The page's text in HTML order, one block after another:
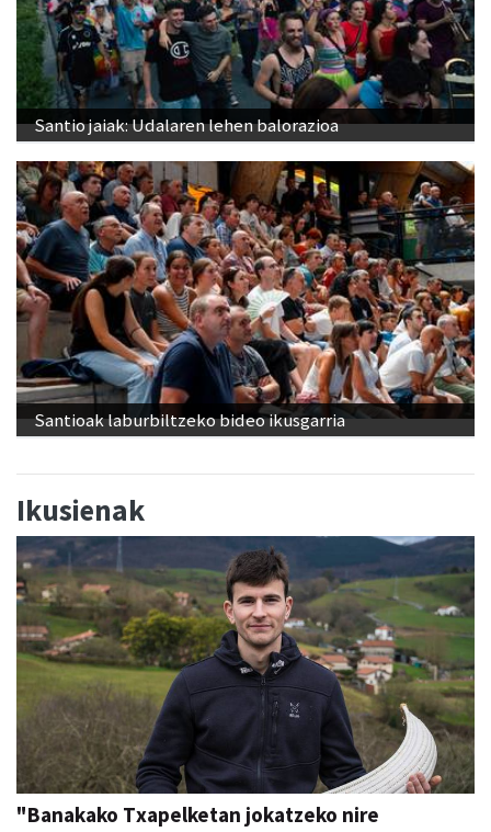
Santio jaiak: Udalaren lehen balorazioa
Santioak laburbiltzeko bideo ikusgarria
Ikusienak
"Banakako Txapelketan jokatzeko nire